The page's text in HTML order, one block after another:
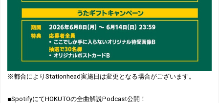
※都合によりStationhead実施日は変更となる場合がございます。
■SpotifyにてHOKUTOの全曲解説Podcast公開！